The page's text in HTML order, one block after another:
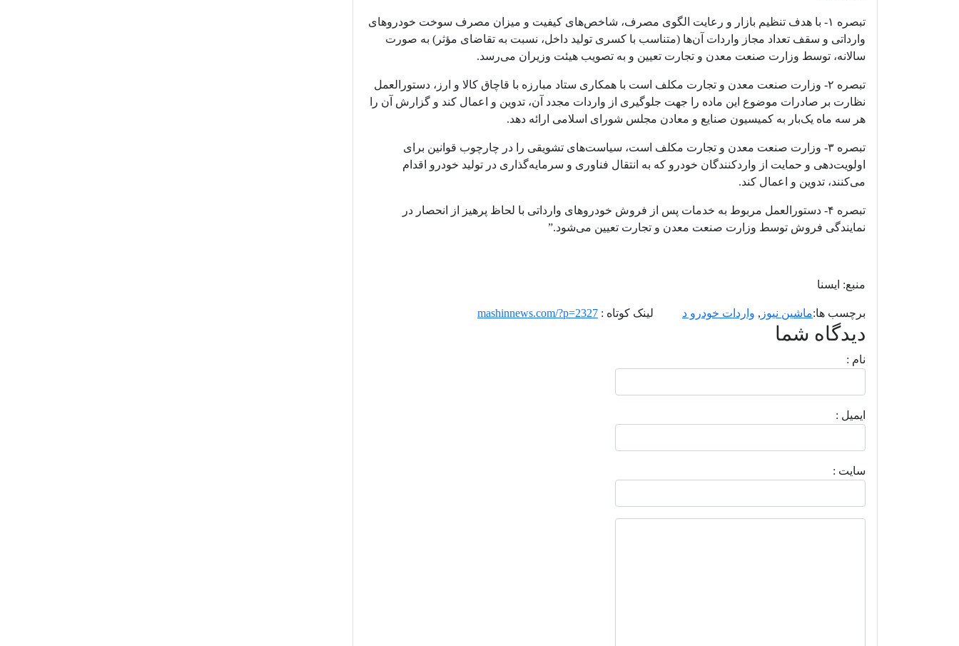
تبصره ۱- با هدف تنظیم بازار و رعایت الگوی مصرف، شاخص‌های کیفیت و میزان مصرف سوخت خودروهای
وارداتی و سقف تعداد مجاز واردات آن‌ها (متناسب با کسری تولید داخل، نسبت به تقاضای مؤثر) به صورت
سالانه، توسط وزارت صنعت معدن و تجارت تعیین و به تصویب هیئت وزیران می‌رسد.
تبصره ۲- وزارت صنعت معدن و تجارت مکلف است با همکاری ستاد مبارزه با قاچاق کالا و ارز، دستورالعمل
نظارت بر صادرات موضوع این ماده را جهت جلوگیری از واردات مجدد آن، تدوین و اعمال کند و گزارش آن را
هر سه ماه یک‌بار به کمیسیون صنایع و معادن مجلس شورای اسلامی ارائه دهد.
تبصره ۳- وزارت صنعت معدن و تجارت مکلف است، سیاست‌های تشویقی را در چارچوب قوانین برای
اولویت‌دهی و حمایت از واردکنندگان خودرو که به انتقال فناوری و سرمایه‌گذاری در تولید خودرو اقدام
می‌کنند، تدوین و اعمال کند.
تبصره ۴- دستورالعمل مربوط به خدمات پس از فروش خودروهای وارداتی با لحاظ پرهیز از انحصار در
نمایندگی فروش توسط وزارت صنعت معدن و تجارت تعیین می‌شود.”
منبع: ایسنا
برچسب ها:ماشین نیوز , واردات خودرو د لینک کوتاه : mashinnews.com/?p=2327
دیدگاه شما
نام :
ايميل :
سايت :